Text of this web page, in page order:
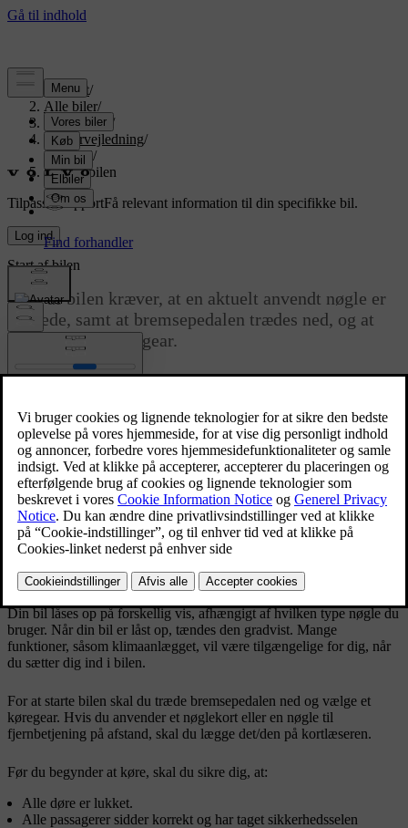
Support/
Alle biler/
EX90 2026 /
Brugervejledning/
Kørsel/
Start af bilen
Tilpasset supportFå relevant information til din specifikke bil.
Log ind
Opdateret 09.04.2025
Start af bilen
Start af bilen kræver, at en aktuelt anvendt nøgle er
til stede, samt at bremsepedalen trædes ned, og at
der vælges et køregear.
Dine primære interaktionspunkter til start af bilen er
bremsepedalen og geararmen.
Din bil låses op på forskellig vis, afhængigt af hvilken type nøgle du
bruger. Når din bil er låst op, tændes den gradvist. Mange
funktioner, såsom klimaanlægget, vil være tilgængelige for dig, når
du sætter dig ind i bilen.
For at starte bilen skal du træde bremsepedalen ned og vælge et
køregear. Hvis du anvender et nøglekort eller en nøgle til
fjernbetjening på afstand, skal du lægge det/den på kortlæseren.
Før du begynder at køre, skal du sikre dig, at:
Alle døre er lukket.
Alle passagerer sidder korrekt og har taget sikkerhedsselen